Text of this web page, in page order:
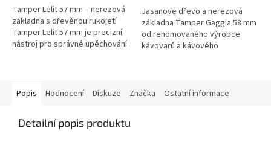
Tamper Lelit 57 mm – nerezová
základna s dřevěnou rukojetí
Tamper Lelit 57 mm je precizní
nástroj pro správné upěchování
Jasanové dřevo a nerezová
základna Tamper Gaggia 58 mm
od renomovaného výrobce
kávovarů a kávového
Popis Hodnocení Diskuze Značka Ostatní informace
Detailní popis produktu